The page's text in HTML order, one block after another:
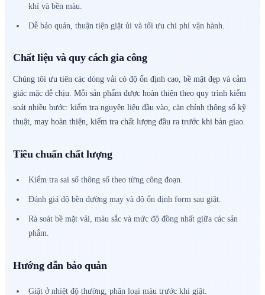
khí và bền màu.
Dễ bảo quản, thuận tiện giặt ủi và tối ưu chi phí vận hành.
Chất liệu và quy cách gia công
Chúng tôi ưu tiên các dòng vải có độ ổn định cao, bề mặt đẹp và cảm
giác mặc dễ chịu. Mỗi sản phẩm được hoàn thiện theo quy trình kiểm
soát nhiều bước: kiểm tra nguyên liệu đầu vào, căn chỉnh thông số kỹ
thuật, may hoàn thiện, kiểm tra chất lượng đầu ra trước khi bàn giao.
Tiêu chuẩn chất lượng
Kiểm tra sai số thông số theo từng công đoạn.
Đánh giá độ bền đường may và độ ổn định form sau giặt.
Rà soát bề mặt vải, màu sắc và mức độ đồng nhất giữa các sản
phẩm.
Hướng dẫn bảo quản
Giặt ở nhiệt độ thường, phân loại màu trước khi giặt.